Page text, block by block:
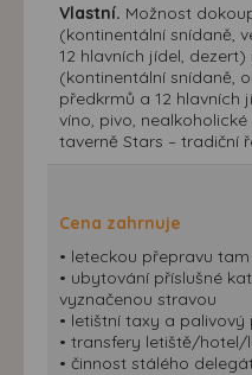
Vlastní. Možnost
(kontinentální snídaně,
12 hlavních jídel,
(kontinentální snídaně,
předkrmů a 12 hlavních
víno, pivo,
taverně Stars – tradiční
Cena zahrnuje
• leteckou přepravu
• ubytování příslušné
vyznačenou stravou
• letištní taxy a palivový
• transfery letiště/hotel/
• činnost stálého